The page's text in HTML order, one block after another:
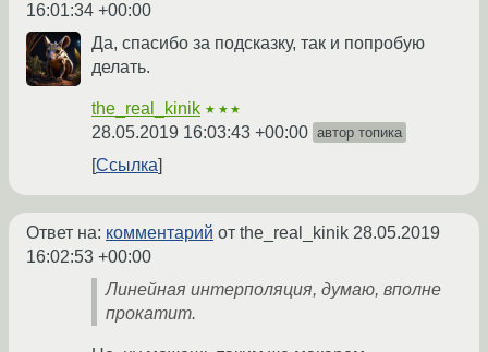
16:01:34 +00:00
Да, спасибо за подсказку, так и попробую
делать.
the_real_kinik ★★★
28.05.2019 16:03:43 +00:00 автор топика
Ссылка
Ответ на: комментарий от the_real_kinik 28.05.2019
16:02:53 +00:00
Линейная интерполяция, думаю, вполне
прокатит.